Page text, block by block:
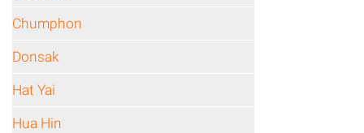
Chumphon
Donsak
Hat Yai
Hua Hin